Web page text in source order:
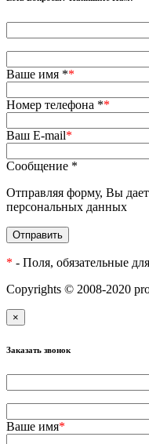
Ваше имя **
Номер телефона **
Ваш E-mail*
Сообщение *
Отправляя форму, Вы
персональных данных
Отправить
* - Поля, обязательные
Copyrights © 2008-2020
×
Заказать звонок
Ваше имя*